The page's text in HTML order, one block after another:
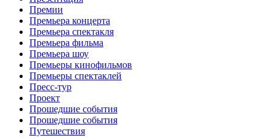
Премии
Премьера концерта
Премьера спектакля
Премьера фильма
Премьера шоу
Премьеры кинофильмов
Премьеры спектаклей
Пресс-тур
Проект
Прошедшие события
Прошедшие события
Путешествия